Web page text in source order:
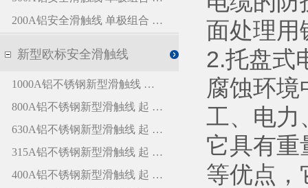
面处理用
2.托盘式
腐蚀环
工、电力
它具有重
等优点，